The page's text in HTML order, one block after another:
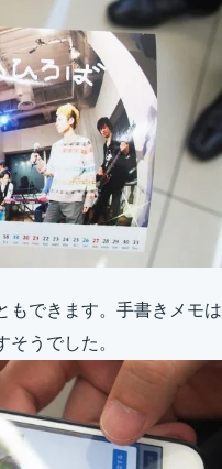
もできます。手書きメモは
うでした。